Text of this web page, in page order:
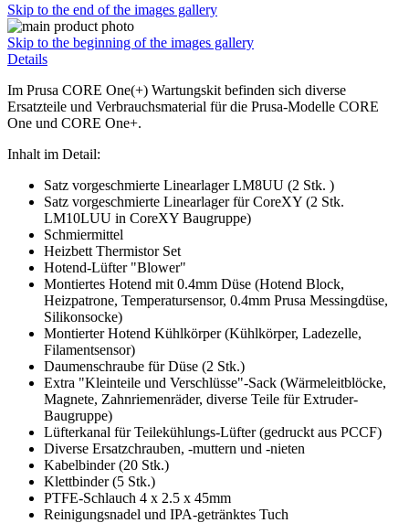
Skip to the end of the images gallery
Skip to the beginning of the images gallery
Details
Im Prusa CORE One(+) Wartungskit befinden sich diverse
Ersatzteile und Verbrauchsmaterial für die Prusa-Modelle CORE
One und CORE One+.
Inhalt im Detail:
Satz vorgeschmierte Linearlager LM8UU (2 Stk. )
Satz vorgeschmierte Linearlager für CoreXY (2 Stk.
LM10LUU in CoreXY Baugruppe)
Schmiermittel
Heizbett Thermistor Set
Hotend-Lüfter "Blower"
Montiertes Hotend mit 0.4mm Düse (Hotend Block,
Heizpatrone, Temperatursensor, 0.4mm Prusa Messingdüse,
Silikonsocke)
Montierter Hotend Kühlkörper (Kühlkörper, Ladezelle,
Filamentsensor)
Daumenschraube für Düse (2 Stk.)
Extra "Kleinteile und Verschlüsse"-Sack (Wärmeleitblöcke,
Magnete, Zahnriemenräder, diverse Teile für Extruder-
Baugruppe)
Lüfterkanal für Teilekühlungs-Lüfter (gedruckt aus PCCF)
Diverse Ersatzchrauben, -muttern und -nieten
Kabelbinder (20 Stk.)
Klettbinder (5 Stk.)
PTFE-Schlauch 4 x 2.5 x 45mm
Reinigungsnadel und IPA-getränktes Tuch